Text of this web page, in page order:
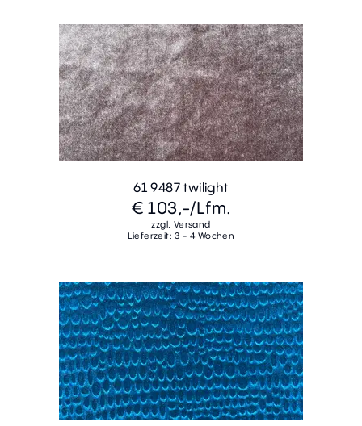
61 9487 twilight
€ 103,-/Lfm.
zzgl. Versand
Lieferzeit: 3 - 4 Wochen